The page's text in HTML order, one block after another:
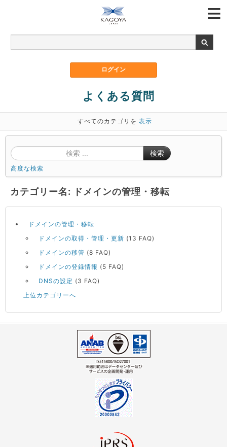
よくある質問
すべてのカテゴリを 表示
検索
高度な検索
カテゴリー名: ドメインの管理・移転
ドメインの管理・移転
ドメインの取得・管理・更新 (13 FAQ)
ドメインの移管 (8 FAQ)
ドメインの登録情報 (5 FAQ)
DNSの設定 (3 FAQ)
上位カテゴリーへ